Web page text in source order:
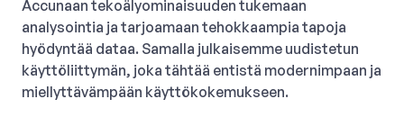
Accunaan tekoälyominaisuuden tukemaan
analysointia ja tarjoamaan tehokkaampia tapoja
hyödyntää dataa. Samalla julkaisemme uudistetun
käyttöliittymän, joka tähtää entistä modernimpaan ja
miellyttävämpään käyttökokemukseen.